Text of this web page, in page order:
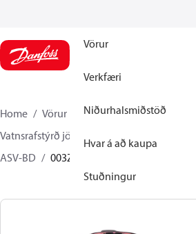
Vörur
Verkfæri
Niðurhalsmiðstöð
Hvar á að kaupa
Stuðningur
Home Vörur
Climate Solutions hitakerfi
Vatnsrafstýrð jöfnun og stýring
ASV-BD
003Z4941